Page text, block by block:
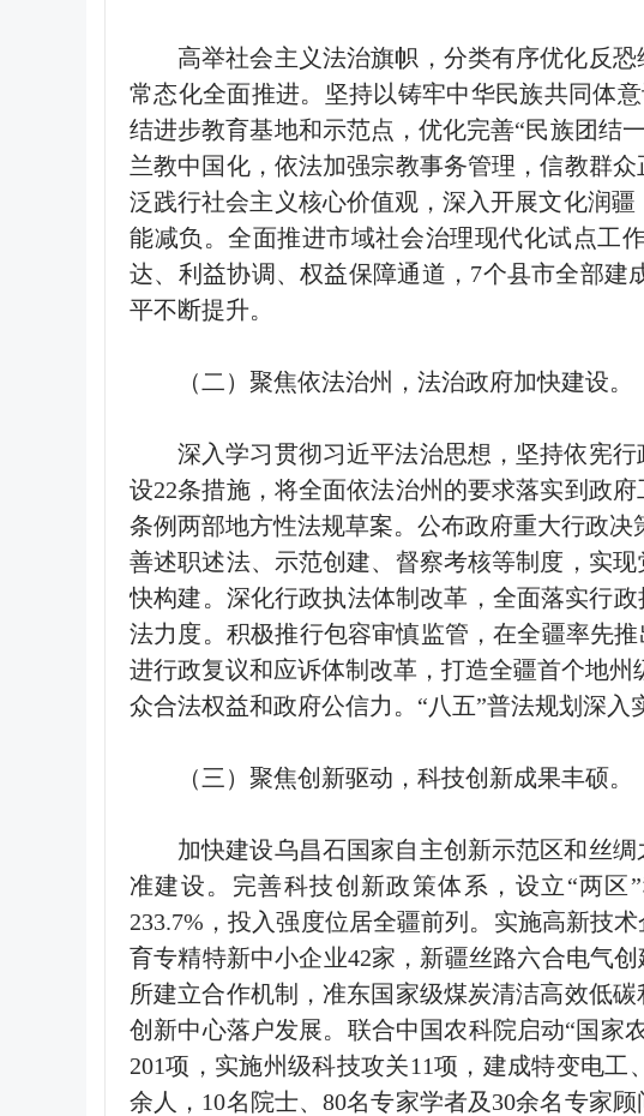
高举社会主义法治旗帜，分类有序优化反
常态化全面推进。坚持以铸牢中华民族共同体
结进步教育基地和示范点，优化完善“民族团结
兰教中国化，依法加强宗教事务管理，信教群
泛践行社会主义核心价值观，深入开展文化润疆
能减负。全面推进市域社会治理现代化试点工
达、利益协调、权益保障通道， 7个县市全部建
平不断提升。
（二）聚焦依法治州，法治政府加快建设。
深入学习贯彻习近平法治思想，坚持依宪
设22条措施，将全面依法治州的要求落实到政
条例两部地方性法规草案。公布政府重大行政
善述职述法、示范创建、督察考核等制度，实
快构建。深化行政执法体制改革，全面落实行政
法力度。积极推行包容审慎监管，在全疆率先推
进行政复议和应诉体制改革，打造全疆首个地
众合法权益和政府公信力。 “八五”普法规划深入
（三）聚焦创新驱动，科技创新成果丰硕。
加快建设乌昌石国家自主创新示范区和丝
准建设。完善科技创新政策体系，设立 “两区”
233.7% ，投入强度位居全疆前列。实施高新技
育专精特新中小企业42家，新疆丝路六合电气
所建立合作机制，准东国家级煤炭清洁高效低
创新中心落户发展。联合中国农科院启动“国家
201项，实施州级科技攻关11项，建成特变电工
余人， 10名院士、80名专家学者及 30余名专家顾